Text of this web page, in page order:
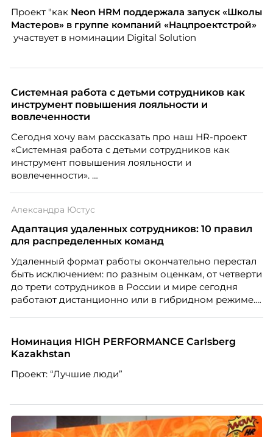
Проект "какNeon HRM поддержала запуск «Школы
Мастеров» в группе компаний «Нацпроектстрой»
участвует в номинации Digital Solution
Системная работа с детьми сотрудников как
инструмент повышения лояльности и
вовлеченности
Сегодня хочу вам рассказать про наш HR-проект
«Системная работа с детьми сотрудников как
инструмент повышения лояльности и
вовлеченности».
Александра Юстус
Адаптация удаленных сотрудников: 10 правил
для распределенных команд
Удаленный формат работы окончательно перестал
быть исключением: по разным оценкам, от четверти
до трети сотрудников в России и мире сегодня
работают дистанционно или в гибридном режиме.
адаптация во многом происходит сама собой, то на
расстоянии она требует осознанного
потерять новичка в первые же месяцы.
Номинация HIGH PERFORMANCE Carlsberg
Kazakhstan
Проект: “Лучшие люди”